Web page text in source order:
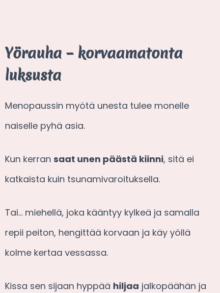
Yörauha – korvaamatonta
luksusta
Menopaussin myötä unesta tulee monelle
naiselle pyhä asia.
Kun kerran saat unen päästä kiinni, sitä ei
katkaista kuin tsunamivaroituksella.
Tai… miehellä, joka kääntyy kylkeä ja samalla
repii peiton, hengittää korvaan ja käy yöllä
kolme kertaa vessassa.
Kissa sen sijaan hyppää hiljaa jalkopäähän ja